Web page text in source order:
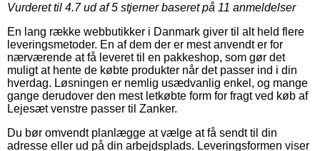
Vurderet til 4.7ud af 5 stjerner baseret på 11 anmeldelser
En lang række webbutikker i Danmark giver til alt held flere
leveringsmetoder. En af dem der er mest anvendt er for
nærværende at få leveret til en pakkeshop, som gør det
muligt at hente de købte produkter når det passer ind i din
hverdag. Løsningen er nemlig usædvanlig enkel, og mange
gange derudover den mest letkøbte form for fragt ved køb af
Lejesæt venstre passer til Zanker.
Du bør omvendt planlægge at vælge at få sendt til din
adresse eller ud på din arbejdsplads. Leveringsformen viser